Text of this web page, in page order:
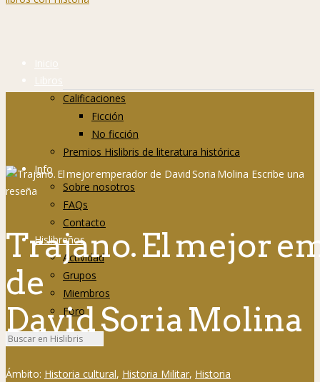
Inicio
Libros
Calificaciones
Ficción
No ficción
Premios Hislibris de literatura histórica
Info
Sobre nosotros
FAQs
Contacto
Hislibreños
Actividad
Grupos
Miembros
Foro
Trajano. El mejor
de
David Soria Molina
Ámbito: Historia cultural, Historia Militar, Historia